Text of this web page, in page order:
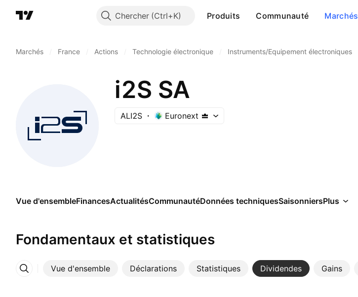
Chercher Produits Communauté Marchés
Marchés France Actions Technologie électronique Instruments/Equipement électroniques
i2S SA
ALI2S Euronext
Vue d'ensembleFinancesActualitésCommunautéDonnées techniquesSaisonniersPlus
Fondamentaux et statistiques
Vue d'ensemble Déclarations Statistiques Dividendes Gains
Plus